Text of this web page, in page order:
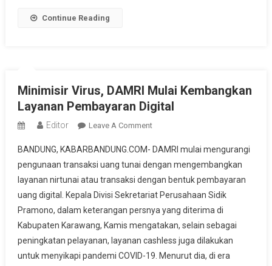
Continue Reading
Minimisir Virus, DAMRI Mulai Kembangkan
Layanan Pembayaran Digital
Editor Leave A CommentOn
Virus,
DAMRI
Mulai
Kembangkan
Layanan
Pembayaran
Digital
BANDUNG, KABARBANDUNG.COM- DAMRI mulai mengurangi
pengunaan transaksi uang tunai dengan mengembangkan
layanan nirtunai atau transaksi dengan bentuk pembayaran
uang digital. Kepala Divisi Sekretariat Perusahaan Sidik
Pramono, dalam keterangan persnya yang diterima di
Kabupaten Karawang, Kamis mengatakan, selain sebagai
peningkatan pelayanan, layanan cashless juga dilakukan
untuk menyikapi pandemi COVID-19. Menurut dia, di era